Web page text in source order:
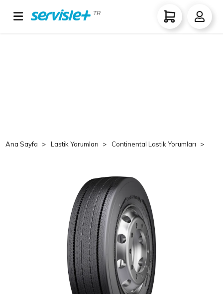
TR
Ana Sayfa Lastik Yorumları Continental Lastik Yorumları